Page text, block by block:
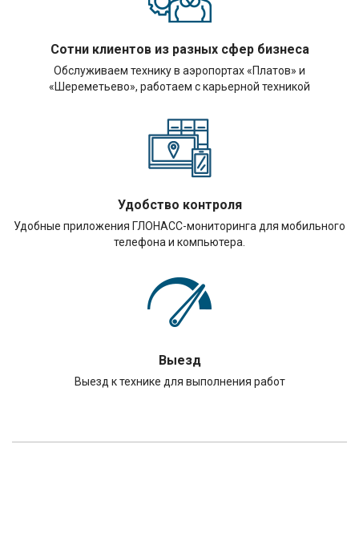
Сотни клиентов из разных сфер бизнеса
Обслуживаем технику в аэропортах «Платов» и
«Шереметьево», работаем с карьерной техникой
Удобство контроля
Удобные приложения ГЛОНАСС-мониторинга для мобильного
телефона и компьютера.
Выезд
Выезд к технике для выполнения работ